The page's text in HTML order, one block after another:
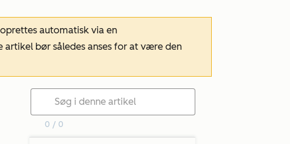
automatisk via en
bør således anses for at være den
0 / 0